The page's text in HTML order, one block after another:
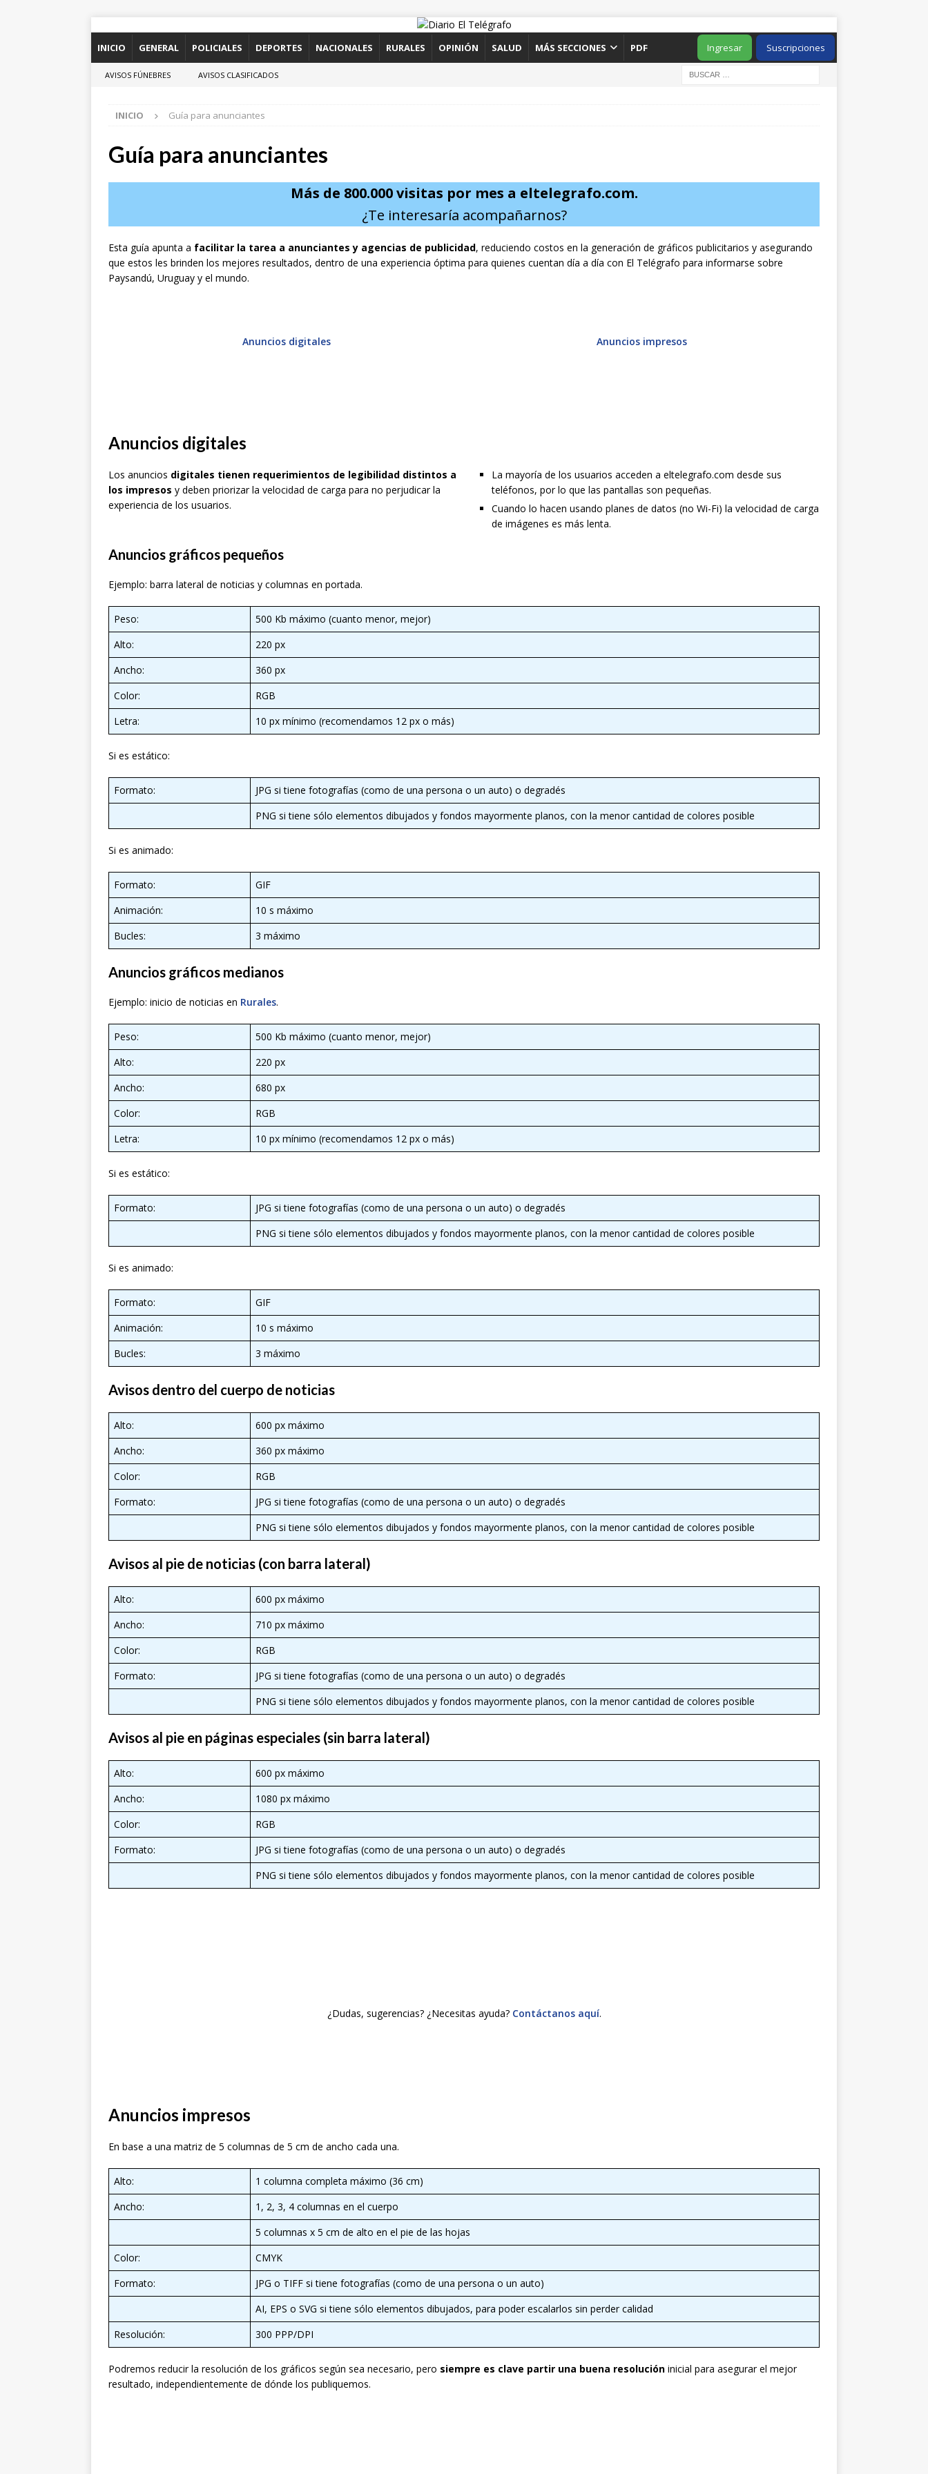
INICIO GENERAL POLICIALES DEPORTES NACIONALES RURALES OPINIÓN SALUD MÁS SECCIONES PDF Suscripciones
Ingresar
AVISOS FÚNEBRES AVISOS CLASIFICADOS
INICIO Guía para anunciantes
Guía para anunciantes
Más de 800.000 visitas por mes a eltelegrafo.com.
¿Te interesaría acompañarnos?
Esta guía apunta a facilitar la tarea a anunciantes y agencias de publicidad, reduciendo costos en la generación de gráficos publicitarios y asegurando
que estos les brinden los mejores resultados, dentro de una experiencia óptima para quienes cuentan día a día con El Telégrafo para informarse sobre
Paysandú, Uruguay y el mundo.
Anuncios digitales Anuncios impresos
Anuncios digitales
Los anuncios digitales tienen requerimientos de legibilidad distintos a
los impresos y deben priorizar la velocidad de carga para no perjudicar la
experiencia de los usuarios.
La mayoría de los usuarios acceden a eltelegrafo.com desde sus
teléfonos, por lo que las pantallas son pequeñas.
Cuando lo hacen usando planes de datos (no Wi-Fi) la velocidad de carga
de imágenes es más lenta.
Anuncios gráficos pequeños
Ejemplo: barra lateral de noticias y columnas en portada.
Peso:
500 Kb máximo (cuanto menor, mejor)
Alto:
220 px
Ancho:
360 px
Color:
RGB
Letra:
10 px mínimo (recomendamos 12 px o más)
Si es estático:
Formato:
JPG si tiene fotografías (como de una persona o un auto) o degradés
PNG si tiene sólo elementos dibujados y fondos mayormente planos, con la menor cantidad de colores posible
Si es animado:
Formato:
GIF
Animación:
10 s máximo
Bucles:
3 máximo
Anuncios gráficos medianos
Ejemplo: inicio de noticias en Rurales.
Peso:
500 Kb máximo (cuanto menor, mejor)
Alto:
220 px
Ancho:
680 px
Color:
RGB
Letra:
10 px mínimo (recomendamos 12 px o más)
Si es estático:
Formato:
JPG si tiene fotografías (como de una persona o un auto) o degradés
PNG si tiene sólo elementos dibujados y fondos mayormente planos, con la menor cantidad de colores posible
Si es animado:
Formato:
GIF
Animación:
10 s máximo
Bucles:
3 máximo
Avisos dentro del cuerpo de noticias
Alto:
600 px máximo
Ancho:
360 px máximo
Color:
RGB
Formato:
JPG si tiene fotografías (como de una persona o un auto) o degradés
PNG si tiene sólo elementos dibujados y fondos mayormente planos, con la menor cantidad de colores posible
Avisos al pie de noticias (con barra lateral)
Alto:
600 px máximo
Ancho:
710 px máximo
Color:
RGB
Formato:
JPG si tiene fotografías (como de una persona o un auto) o degradés
PNG si tiene sólo elementos dibujados y fondos mayormente planos, con la menor cantidad de colores posible
Avisos al pie en páginas especiales (sin barra lateral)
Alto:
600 px máximo
Ancho:
1080 px máximo
Color:
RGB
Formato:
JPG si tiene fotografías (como de una persona o un auto) o degradés
PNG si tiene sólo elementos dibujados y fondos mayormente planos, con la menor cantidad de colores posible
¿Dudas, sugerencias? ¿Necesitas ayuda? Contáctanos aquí.
Anuncios impresos
En base a una matriz de 5 columnas de 5 cm de ancho cada una.
Alto:
1 columna completa máximo (36 cm)
Ancho:
1, 2, 3, 4 columnas en el cuerpo
5 columnas x 5 cm de alto en el pie de las hojas
Color:
CMYK
Formato:
JPG o TIFF si tiene fotografías (como de una persona o un auto)
AI, EPS o SVG si tiene sólo elementos dibujados, para poder escalarlos sin perder calidad
Resolución:
300 PPP/DPI
Podremos reducir la resolución de los gráficos según sea necesario, pero siempre es clave partir una buena resolución inicial para asegurar el mejor
resultado, independientemente de dónde los publiquemos.